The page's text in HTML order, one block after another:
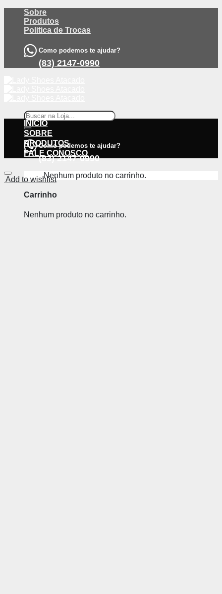
content
Sobre
Produtos
Politica de Trocas
Como podemos te ajudar?
(83) 2147-0990
Pesquisar
por:
Como podemos te ajudar?
(83) 2147-0990
Nenhum produto no carrinho.
Carrinho
Nenhum produto no carrinho.
INÍCIO
SOBRE
PRODUTOS
FALE CONOSCO
Add to wishlist